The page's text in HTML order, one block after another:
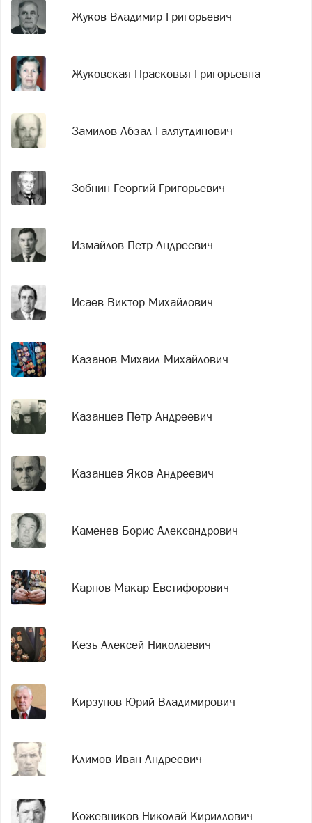
Жуков Владимир Григорьевич
Жуковская Прасковья Григорьевна
Замилов Абзал Галяутдинович
Зобнин Георгий Григорьевич
Измайлов Петр Андреевич
Исаев Виктор Михайлович
Казанов Михаил Михайлович
Казанцев Петр Андреевич
Казанцев Яков Андреевич
Каменев Борис Александрович
Карпов Макар Евстифорович
Кезь Алексей Николаевич
Кирзунов Юрий Владимирович
Климов Иван Андреевич
Кожевников Николай Кириллович